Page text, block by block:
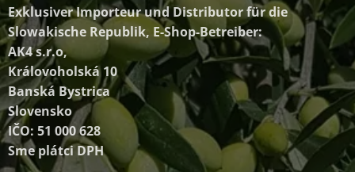
Exklusiver Importeur und Distributorfür die
Slowakische Republik, E-Shop-Betreiber:
AK4 s.r.o,
Královoholská 10
Banská Bystrica
Slovensko
IČO: 51 000 628
Sme plátci DPH